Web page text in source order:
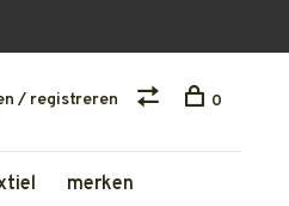
merken
/ registreren 0